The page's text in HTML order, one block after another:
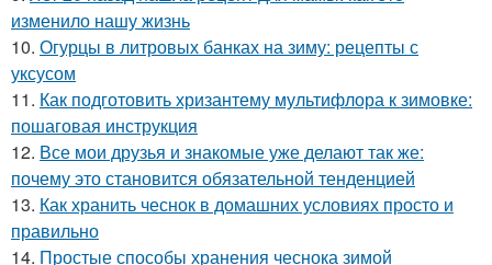
изменило нашу жизнь
10. Огурцы в литровых банках на зиму: рецепты с
уксусом
11. Как подготовить хризантему мультифлора к зимовке:
пошаговая инструкция
12. Все мои друзья и знакомые уже делают так же:
почему это становится обязательной тенденцией
13. Как хранить чеснок в домашних условиях просто и
правильно
14. Простые способы хранения чеснока зимой